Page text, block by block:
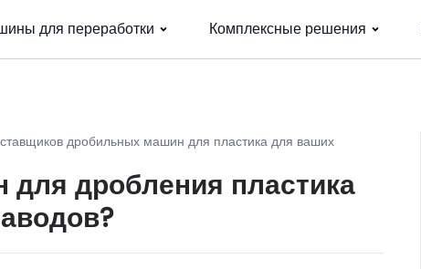
для переработки Комплексные решения
дробильных машин для пластика для ваших
дробления пластика